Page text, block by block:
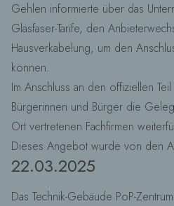
Gehlen informierte über das
Glasfaser-Tarife, den
Hausverkabelung, um den
können.
Im Anschluss an den offiziellen
Bürgerinnen und Bürger die
Ort vertretenen Fachfirmen
Dieses Angebot wurde von den
22.03.2025
Das Technik-Gebäude PoP-